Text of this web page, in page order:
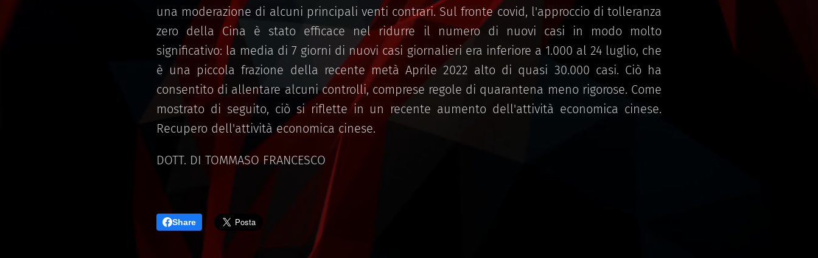
una moderazione di alcuni principali venti contrari. Sul fronte covid, l'approccio di tolleranza
zero della Cina è stato efficace nel ridurre il numero di nuovi casi in modo molto
significativo: la media di 7 giorni di nuovi casi giornalieri era inferiore a 1.000 al 24 luglio, che
è una piccola frazione della recente metà Aprile 2022 alto di quasi 30.000 casi. Ciò ha
consentito di allentare alcuni controlli, comprese regole di quarantena meno rigorose. Come
mostrato di seguito, ciò si riflette in un recente aumento dell'attività economica cinese.
Recupero dell'attività economica cinese.
DOTT. DI TOMMASO FRANCESCO
Share